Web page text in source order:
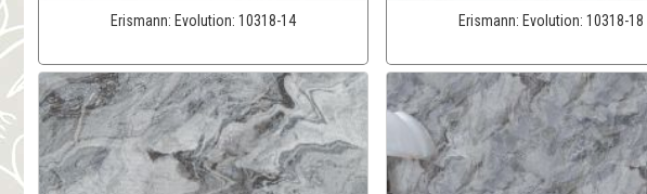
Erismann: Evolution: 10318-14 Erismann: Evolution: 10318-18